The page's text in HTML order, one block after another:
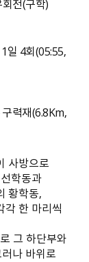
전(구학)
일 4회(05:55,
력재(6.8Km,
사방으로
학동과
황학동,
각 한 마리씩
그 하단부와
나 바위로